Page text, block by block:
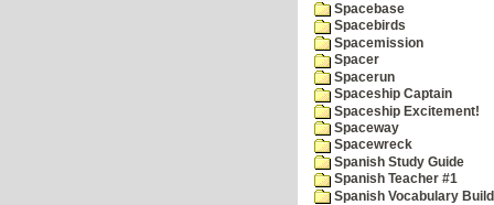
Spacebase
Spacebirds
Spacemission
Spacer
Spacerun
Spaceship Captain
Spaceship Excitement!
Spaceway
Spacewreck
Spanish Study Guide
Spanish Teacher #1
Spanish Vocabulary